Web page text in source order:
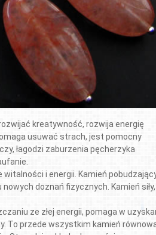
kreatywność, rozwija energię
usuwać strach, jest pomocny
łagodzi zaburzenia pęcherzyka
witalności i energii. Kamień
doznań fizycznych. Kamień siły,
ze złej energii, pomaga w
To przede wszystkim kamień